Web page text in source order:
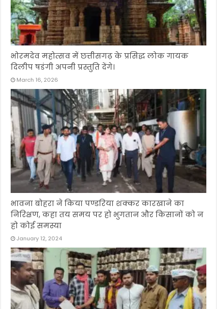
भोरमदेव महोत्सव में छत्तीसगढ़ के प्रसिद्ध लोक गायक
दिलीप षडंगी अपनी प्रस्तुति देंगे।
March 16, 2026
भावना बोहरा ने किया पण्डरिया शक्कर कारखाने का
निरिक्षण, कहा तय समय पर हो भुगतान और किसानों को न
हो कोई समस्या
January 12, 2024